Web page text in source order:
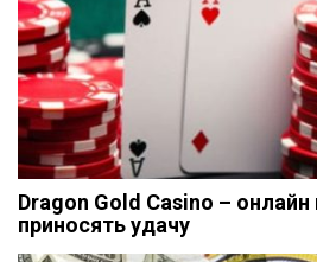
Dragon Gold Casino –
приносять удачу